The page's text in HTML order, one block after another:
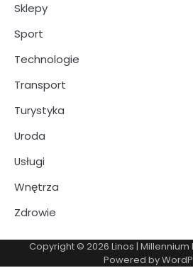
Sklepy
Sport
Technologie
Transport
Turystyka
Uroda
Usługi
Wnętrza
Zdrowie
Copyright © 2026 Linos | Millennium
Powered by